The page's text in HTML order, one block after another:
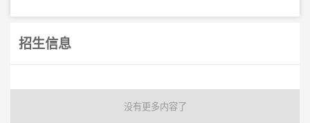
招生信息
没有更多内容了